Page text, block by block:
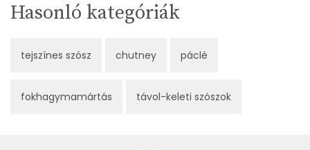
Hasonló kategóriák
tejszínes szósz chutney páclé
fokhagymamártás távol-keleti szószok